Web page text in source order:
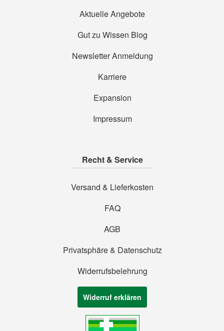
Aktuelle Angebote
Gut zu Wissen Blog
Newsletter Anmeldung
Karriere
Expansion
Impressum
Recht & Service
Versand & Lieferkosten
FAQ
AGB
Privatsphäre & Datenschutz
Widerrufsbelehrung
Widerruf erklären